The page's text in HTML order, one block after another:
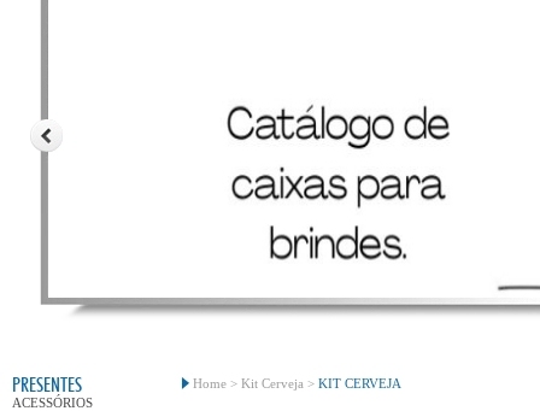
PRESENTES
ACESSÓRIOS
Home > Kit Cerveja > KIT CERVEJA